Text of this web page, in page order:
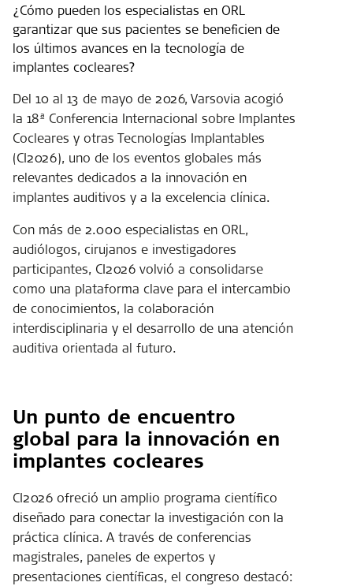
¿Cómo pueden los especialistas en ORL
garantizar que sus pacientes se beneficien de
los últimos avances en la tecnología de
implantes cocleares?
Del 10 al 13 de mayo de 2026, Varsovia acogió
la 18ª Conferencia Internacional sobre Implantes
Cocleares y otras Tecnologías Implantables
(CI2026), uno de los eventos globales más
relevantes dedicados a la innovación en
implantes auditivos y a la excelencia clínica.
Con más de 2.000 especialistas en ORL,
audiólogos, cirujanos e investigadores
participantes, CI2026 volvió a consolidarse
como una plataforma clave para el intercambio
de conocimientos, la colaboración
interdisciplinaria y el desarrollo de una atención
auditiva orientada al futuro.
Un punto de encuentro
global para la innovación en
implantes cocleares
CI2026 ofreció un amplio programa científico
diseñado para conectar la investigación con la
práctica clínica. A través de conferencias
magistrales, paneles de expertos y
presentaciones científicas, el congreso destacó: